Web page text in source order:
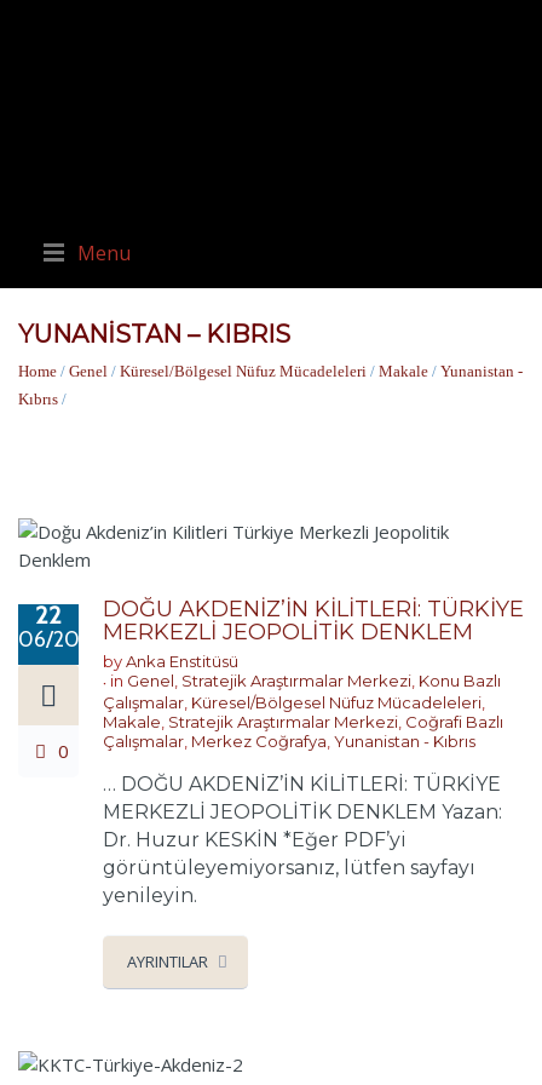
Menu
YUNANISTAN – KIBRIS
Home / Genel / Küresel/Bölgesel Nüfuz Mücadeleleri / Makale / Yunanistan -
Kıbrıs /
22
06/2026
0
DOĞU AKDENİZ’İN KİLİTLERİ: TÜRKİYE
MERKEZLİ JEOPOLİTİK DENKLEM
byAnka Enstitüsü
in Genel Stratejik Araştırmalar Merkezi Konu Bazlı
Çalışmalar Küresel/Bölgesel Nüfuz Mücadeleleri
Makale Stratejik Araştırmalar Merkezi Coğrafi Bazlı
Çalışmalar Merkez Coğrafya Yunanistan - Kıbrıs
… DOĞU AKDENİZ’İN KİLİTLERİ: TÜRKİYE
MERKEZLİ JEOPOLİTİK DENKLEM Yazan:
Dr. Huzur KESKİN *Eğer PDF’yi
görüntüleyemiyorsanız, lütfen sayfayı
yenileyin.
AYRINTILAR